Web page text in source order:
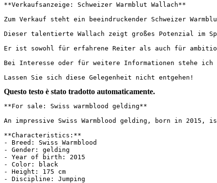
**Verkaufsanzeige: Schweizer Warmblut Wallach**
Zum Verkauf steht ein beeindruckender Schweizer
Dieser talentierte Wallach zeigt großes Potenzial im
Er ist sowohl für erfahrene Reiter als auch für
Bei Interesse oder für weitere Informationen stehe ich
Lassen Sie sich diese Gelegenheit nicht entgehen!
Questo testo è stato tradotto automaticamente.
**For sale: Swiss warmblood gelding**
An impressive Swiss Warmblood gelding, born in
**Characteristics:**
- Breed: Swiss Warmblood
- Gender: gelding
- Year of birth: 2015
- Color: black
- Height: 175 cm
- Discipline: Jumping